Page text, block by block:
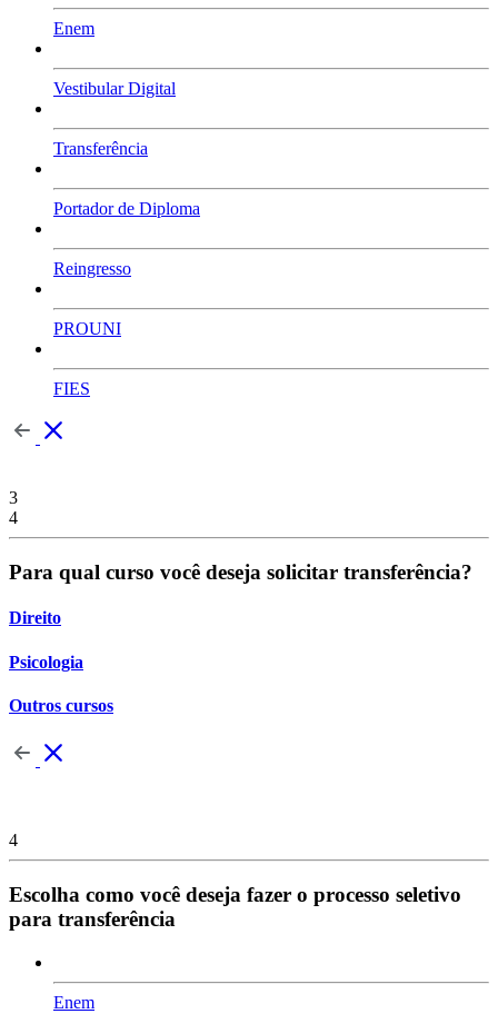
Enem
Vestibular Digital
Transferência
Portador de Diploma
Reingresso
PROUNI
FIES
3
4
Para qual curso você deseja solicitar transferência?
Direito
Psicologia
Outros cursos
4
Escolha como você deseja fazer o processo seletivo
para transferência
Enem